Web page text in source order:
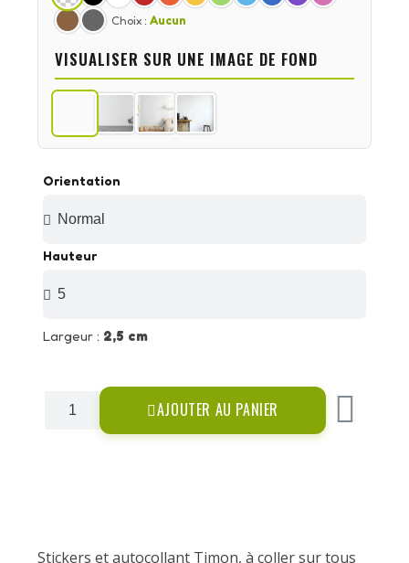
Stickers et autocollant Timon, à coller sur tous
Orientation
Hauteur
Largeur : 2,5 cm
AJOUTER AU PANIER
Choix : Aucun
VISUALISER SUR UNE IMAGE DE FOND